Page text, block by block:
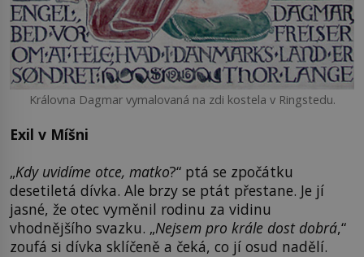
Královna Dagmar vymalovaná na zdi kostela v Ringstedu.
Exil v Míšni
„Kdy uvidíme otce, matko?“ ptá se zpočátku
desetiletá dívka. Ale brzy se ptát přestane. Je jí
jasné, že otec vyměnil rodinu za vidinu
vhodnějšího svazku. „Nejsem pro krále dost dobrá,“
zoufá si dívka sklíčeně a čeká, co jí osud nadělí.